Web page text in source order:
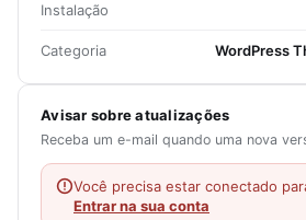
Instalação
Categoria WordPress
Avisar sobre atualizações
Receba um e-mail quando uma nova
Você precisa estar conectado
Entrar na sua conta